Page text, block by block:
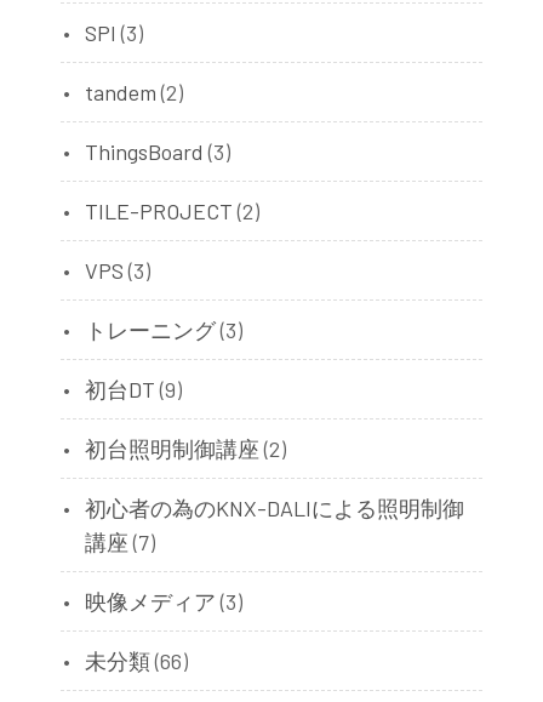
SPI (3)
tandem(2)
ThingsBoard (3)
TILE-PROJECT(2)
VPS(3)
トレーニング(3)
初台DT(9)
初台照明制御講座(2)
初心者の為のKNX-DALIによる照明制御
講座(7)
映像メディア(3)
未分類(66)